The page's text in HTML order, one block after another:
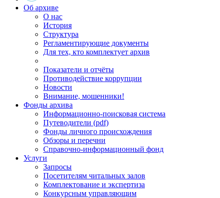
Об архиве
О нас
История
Структура
Регламентирующие документы
Для тех, кто комплектует архив
Показатели и отчёты
Противодействие коррупции
Новости
Внимание, мошенники!
Фонды архива
Информационно-поисковая система
Путеводители (pdf)
Фонды личного происхождения
Обзоры и перечни
Справочно-информационный фонд
Услуги
Запросы
Посетителям читальных залов
Комплектование и экспертиза
Конкурсным управляющим